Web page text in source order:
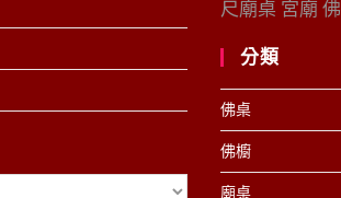
尺廟桌 宮廟
分類
佛桌
佛櫥
廟桌